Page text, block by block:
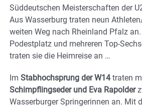
Süddeutschen Meisterschaften der
Aus Wasserburg traten neun
weiten Weg nach Rheinland Pfalz
Podestplatz und mehreren Top-
traten sie die Heimreise an …
Im Stabhochsprung der W14traten
Schimpflingseder und Eva Rapolder
Wasserburger Springerinnen an. Mit